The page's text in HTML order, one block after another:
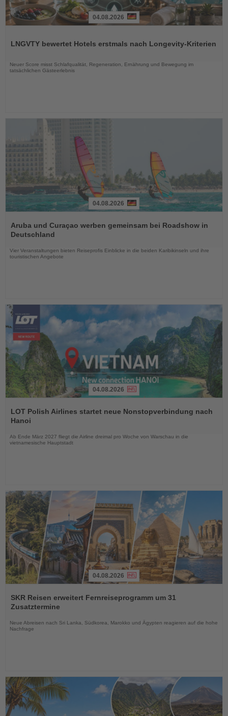
die
04.08.2026
LNGVTY bewertet Hotels erstmals nach Longevity-Kriterien
Neuer Score misst Schlafqualität, Regeneration, Ernährung und Bewegung im
tatsächlichen Gästeerlebnis
Sie
die
04.08.2026
Aruba und Curaçao werben gemeinsam bei Roadshow in
Deutschland
Vier Veranstaltungen bieten Reiseprofis Einblicke in die beiden Karibikinseln und ihre
touristischen Angebote
Sie
die
04.08.2026
LOT Polish Airlines startet neue Nonstopverbindung nach
Hanoi
Ab Ende März 2027 fliegt die Airline dreimal pro Woche von Warschau in die
vietnamesische Hauptstadt
Sie
die
04.08.2026
SKR Reisen erweitert Fernreiseprogramm um 31
Zusatztermine
Neue Abreisen nach Sri Lanka, Südkorea, Marokko und Ägypten reagieren auf die hohe
Nachfrage